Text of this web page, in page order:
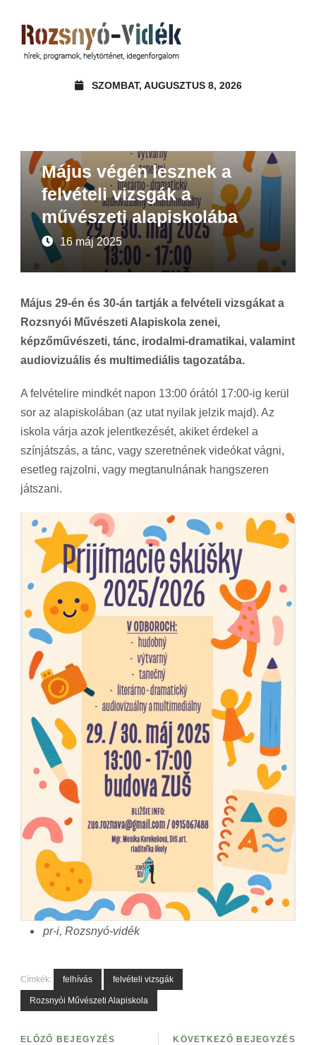
SZOMBAT, AUGUSZTUS 8, 2026
Május végén lesznek a
felvételi vizsgák a
művészeti alapiskolába
16 máj 2025
Május 29-én és 30-án tartják a felvételi vizsgákat a
Rozsnyói Művészeti Alapiskola zenei,
képzőművészeti, tánc, irodalmi-dramatikai, valamint
audiovizuális és multimediális tagozatába.
A felvételire mindkét napon 13:00 órától 17:00-ig kerül
sor az alapiskolában (az utat nyilak jelzik majd). Az
iskola várja azok jelentkezését, akiket érdekel a
színjátszás, a tánc, vagy szeretnének videókat vágni,
esetleg rajzolni, vagy megtanulnának hangszeren
játszani.
pr-i, Rozsnyó-vidék
Címkék: felhívás felvételi vizsgák
Rozsnyói Művészeti Alapiskola
ELŐZŐ BEJEGYZÉS KÖVETKEZŐ BEJEGYZÉS